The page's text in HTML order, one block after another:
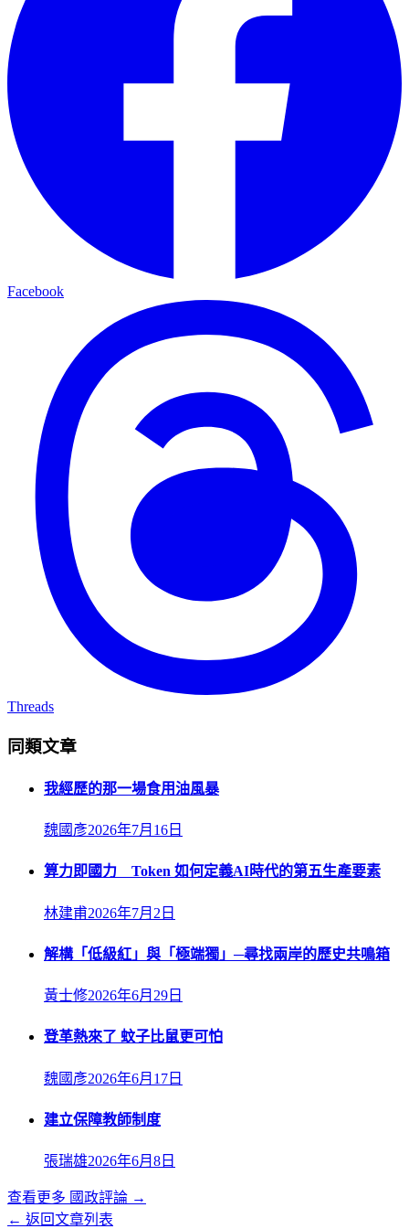
Facebook
Threads
同類文章
我經歷的那一場食用油風暴
魏國彥2026年7月16日
算力即國力 Token 如何定義AI時代的第五生產要素
林建甫2026年7月2日
解構「低級紅」與「極端獨」─尋找兩岸的歷史共鳴箱
黃士修2026年6月29日
登革熱來了 蚊子比鼠更可怕
魏國彥2026年6月17日
建立保障教師制度
張瑞雄2026年6月8日
查看更多 國政評論 →
← 返回文章列表